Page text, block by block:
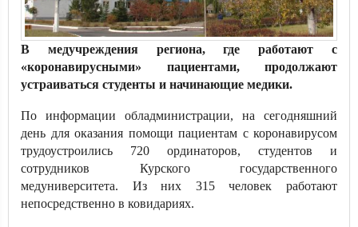
В медучреждения региона, где работают с
«коронавирусными» пациентами, продолжают
устраиваться студенты и начинающие медики.
По информации обладминистрации, на сегодняшний
день для оказания помощи пациентам с коронавирусом
трудоустроились 720 ординаторов, студентов и
сотрудников Курского государственного
медуниверситета. Из них 315 человек работают
непосредственно в ковидариях.